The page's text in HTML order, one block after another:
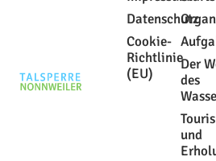
Der
des
und
Datenschutz
Cookie-
Richtlinie
(EU)